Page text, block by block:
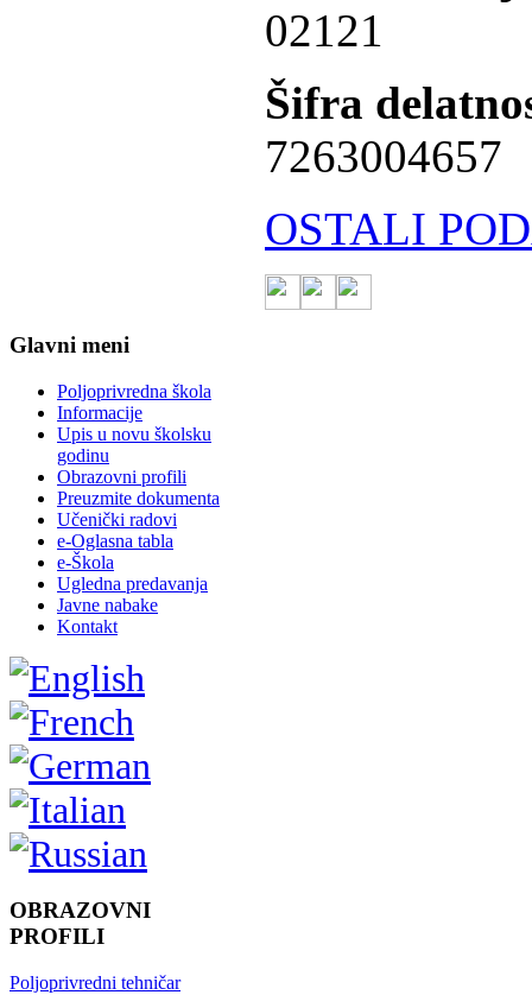
02121
Šifra
7263004657
OSTALI
Glavni meni
Poljoprivredna škola
Informacije
Upis u novu školsku
godinu
Obrazovni profili
Preuzmite dokumenta
Učenički radovi
e-Oglasna tabla
e-Škola
Ugledna predavanja
Javne nabake
Kontakt
OBRAZOVNI
PROFILI
Poljoprivredni tehničar